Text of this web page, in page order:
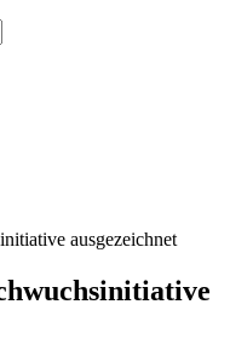
ausgezeichnet